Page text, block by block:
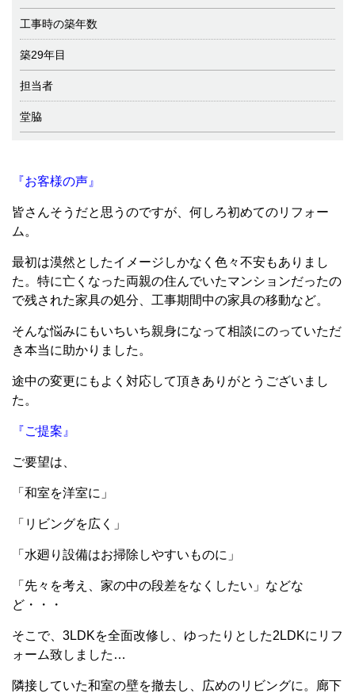
工事時の築年数
築29年目
担当者
堂脇
『お客様の声』
皆さんそうだと思うのですが、何しろ初めてのリフォー
ム。
最初は漠然としたイメージしかなく色々不安もありまし
た。特に亡くなった両親の住んでいたマンションだったの
で残された家具の処分、工事期間中の家具の移動など。
そんな悩みにもいちいち親身になって相談にのっていただ
き本当に助かりました。
途中の変更にもよく対応して頂きありがとうございまし
た。
『ご提案』
ご要望は、
「和室を洋室に」
「リビングを広く」
「水廻り設備はお掃除しやすいものに」
「先々を考え、家の中の段差をなくしたい」などな
ど・・・
そこで、3LDKを全面改修し、ゆったりとした2LDKにリフ
ォーム致しました…
隣接していた和室の壁を撤去し、広めのリビングに。廊下